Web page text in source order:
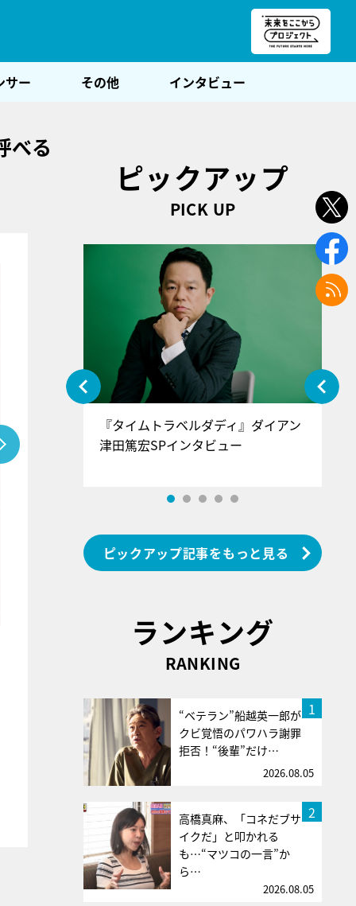
サー その他 インタビュー
べる
ピックアップ
PICK UP
』＝LOV
インタ
『タイムトラベルダディ』ダイアン
津田篤宏SPインタビュー
ピックアップ記事をもっと見る
ランキング
RANKING
1
“ベテラン”船越英一郎が
クビ覚悟のパワハラ謝罪
拒否！“後輩”だけ…
2026.08.05
2
高橋真麻、「コネだブサ
イクだ」と叩かれる
も…“マツコの一言”か
ら…
2026.08.05